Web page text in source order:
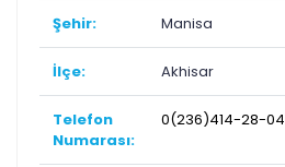
Şehir: Manisa
İlçe: Akhisar
Telefon
Numarası:
0(236)414-28-04